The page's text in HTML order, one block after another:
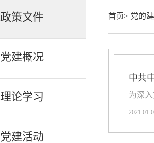
政策文件
党建概况
理论学习
党建活动
首页> 党的
中共
为深
2021-01-